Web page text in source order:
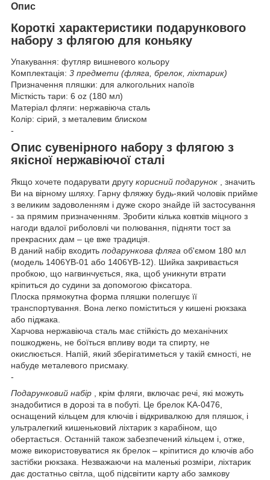
Опис
Короткі характеристики подарункового
набору з флягою для коньяку
Упакування: футляр вишневого кольору
Комплектація: 3 предмети (фляга, брелок, ліхтарик)
Призначення пляшки: для алкогольних напоїв
Місткість тари: 6 oz (180 мл)
Матеріал фляги: нержавіюча сталь
Колір: сірий, з металевим блиском
-
Опис сувенірного набору з флягою з
якісної нержавіючої сталі
Якщо хочете подарувати другу корисний подарунок , значить
Ви на вірному шляху. Гарну фляжку будь-який чоловік прийме
з великим задоволенням і дуже скоро знайде їй застосування
- за прямим призначенням. Зробити кілька ковтків міцного з
нагоди вдалої риболовлі чи полювання, підняти тост за
прекрасних дам – це вже традиція.
В даний набір входить подарункова фляга об'ємом 180 мл
(модель 1406YB-01 або 1406YB-12). Шийка закривається
пробкою, що нагвинчується, яка, щоб уникнути втрати
кріпиться до судини за допомогою фіксатора.
Плоска прямокутна форма пляшки полегшує її
транспортування. Вона легко поміститься у кишені рюкзака
або піджака.
Харчова нержавіюча сталь має стійкість до механічних
пошкоджень, не боїться впливу води та спирту, не
окислюється. Напій, який зберігатиметься у такій ємності, не
набуде металевого присмаку.
-
Подарунковий набір , крім фляги, включає речі, які можуть
знадобитися в дорозі та в побуті. Це брелок KA-0476,
оснащений кільцем для ключів і відкривалкою для пляшок, і
ультралегкий кишеньковий ліхтарик з карабіном, що
обертається. Останній також забезпечений кільцем і, отже,
може використовуватися як брелок – кріпитися до ключів або
застібки рюкзака. Незважаючи на маленькі розміри, ліхтарик
дає достатньо світла, щоб підсвітити карту або замкову